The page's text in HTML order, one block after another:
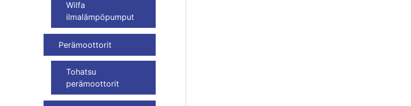
Wilfa
ilmalämpöpumput
Perämoottorit
Tohatsu
perämoottorit